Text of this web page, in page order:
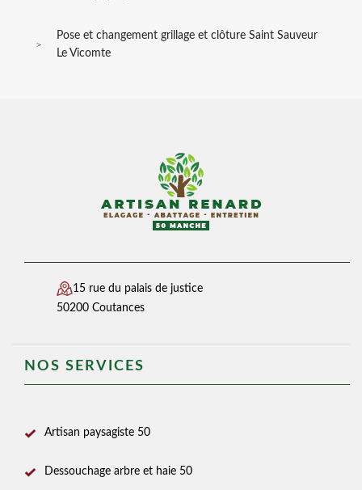
Pose et changement grillage et clôture Saint Sauveur
Le Vicomte
15 rue du palais de justice
50200 Coutances
NOS SERVICES
Artisan paysagiste 50
Dessouchage arbre et haie 50